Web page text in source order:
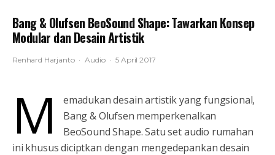
Bang & Olufsen BeoSound Shape: Tawarkan Konsep
Modular dan Desain Artistik
Renhard Harjanto · Audio · 5 April 2017
M
emadukan desain artistik yang fungsional,
Bang & Olufsen memperkenalkan
BeoSound Shape. Satu set audio rumahan
ini khusus diciptkan dengan mengedepankan desain